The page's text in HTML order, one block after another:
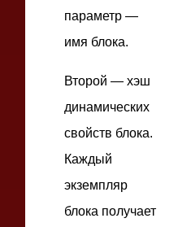
параметр —
имя блока.
Второй — хэш
динамических
свойств блока.
Каждый
экземпляр
блока получает